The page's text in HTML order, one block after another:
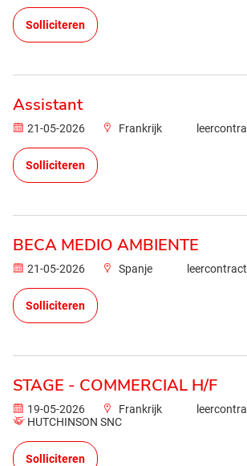
Solliciteren
Assistant
21-05-2026 Frankrijk
Solliciteren
BECA MEDIO AMBIENTE
21-05-2026 Spanje leercontract
Solliciteren
STAGE - COMMERCIAL H/F
19-05-2026 Frankrijk
HUTCHINSON SNC
Solliciteren